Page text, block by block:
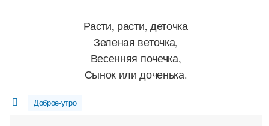
Расти, расти, деточка
Зеленая веточка,
Весенняя почечка,
Сынок или доченька.
Доброе-утро